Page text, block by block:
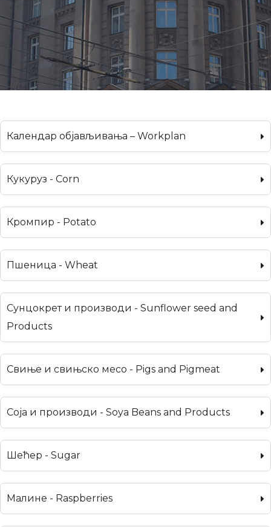
Календар објављивања – Workplan
Кукуруз - Corn
Кромпир - Potato
Пшеница - Wheat
Сунцокрет и производи - Sunflower seed and
Products
Свиње и свињско месо - Pigs and Pigmeat
Соја и производи - Soya Beans and Products
Шећер - Sugar
Малине - Raspberries